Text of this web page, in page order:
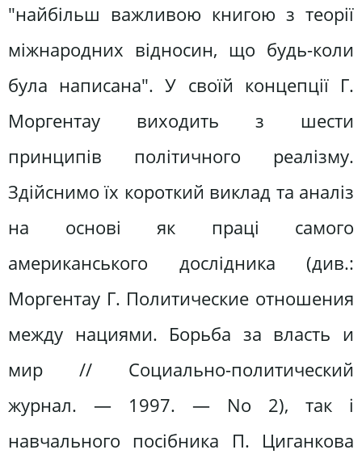
"найбільш важливою книгою з теорії
міжнародних відносин, що будь-коли
була написана". У своїй концепції Г.
Моргентау виходить з шести
принципів політичного реалізму.
Здійснимо їх короткий виклад та аналіз
на основі як праці самого
американського дослідника (див.:
Моргентау Г. Политические отношения
между нациями. Борьба за власть и
мир // Социально-политический
журнал. — 1997. — No 2), так і
навчального посібника П. Циганкова